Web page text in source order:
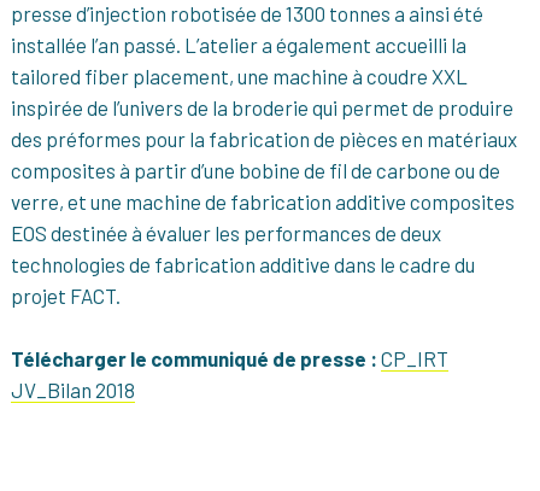
presse d’injection robotisée de 1300 tonnes a ainsi été
installée l’an passé. L’atelier a également accueilli la
tailored fiber placement, une machine à coudre XXL
inspirée de l’univers de la broderie qui permet de produire
des préformes pour la fabrication de pièces en matériaux
composites à partir d’une bobine de fil de carbone ou de
verre, et une machine de fabrication additive composites
EOS destinée à évaluer les performances de deux
technologies de fabrication additive dans le cadre du
projet FACT.
Télécharger le communiqué de presse : CP_IRT
JV_Bilan 2018